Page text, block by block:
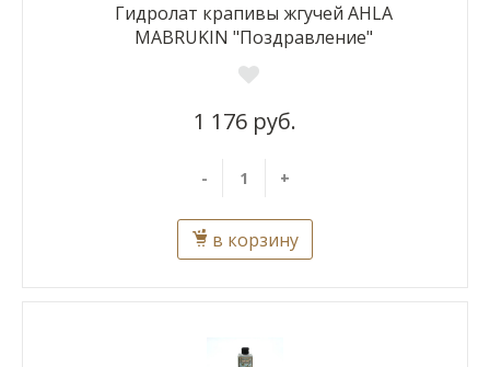
Гидролат крапивы жгучей AHLA
MABRUKIN "Поздравление"
1 176 руб.
- +
в корзину